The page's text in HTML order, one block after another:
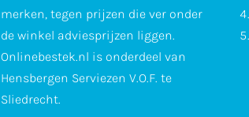
merken, tegen prijzen die ver onder
de winkel adviesprijzen liggen.
Onlinebestek.nl is onderdeel van
Hensbergen Serviezen V.O.F. te
Sliedrecht.